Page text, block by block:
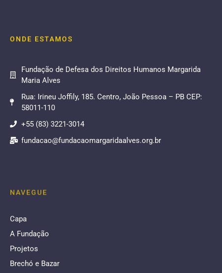
ONDE ESTAMOS
Fundação de Defesa dos Direitos Humanos Margarida
Maria Alves
Rua: Irineu Joffily, 185. Centro, João Pessoa – PB CEP:
58011-110
+55 (83) 3221-3014
fundacao@fundacaomargaridaalves.org.br
NAVEGUE
Capa
A Fundação
Projetos
Brechó e Bazar